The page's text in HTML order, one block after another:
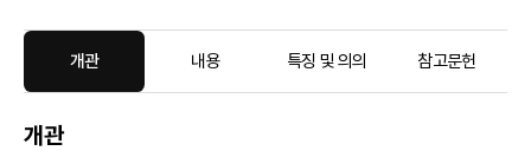
개관 내용 특징 및 의의 참고문헌
개관